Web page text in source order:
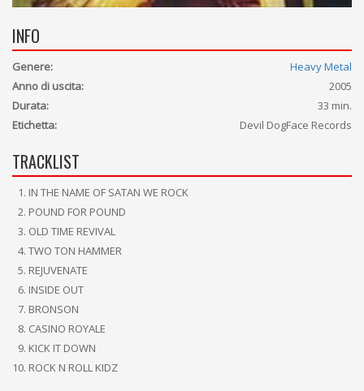
INFO
Genere:
Heavy Metal
Anno di uscita:
2005
Durata:
33 min.
Etichetta:
Devil DogFace Records
TRACKLIST
IN THE NAME OF SATAN WE ROCK
POUND FOR POUND
OLD TIME REVIVAL
TWO TON HAMMER
REJUVENATE
INSIDE OUT
BRONSON
CASINO ROYALE
KICK IT DOWN
ROCK N ROLL KIDZ